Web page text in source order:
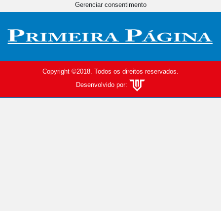
Copyright ©2018. Todos os direitos reservados.
Desenvolvido por:
Gerenciar consentimento